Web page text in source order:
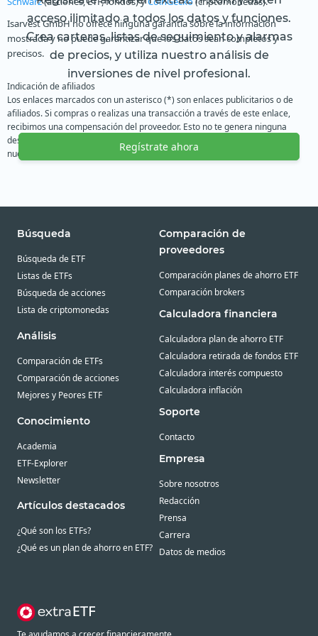
acceso ilimitado a todos los datos y funciones.
Crea carteras, listas de seguimiento y alarmas
de precios, y utiliza nuestro análisis de
inversiones de nivel profesional.
Regístrate ahora
Isarvest GmbH no ofrece ninguna garantía sobre la información
mostrada y no puede garantizar que los datos sean completos y
precisos.
Indicación de afiliados
Los enlaces marcados con un asterisco (*) son enlaces publicitarios o de
afiliados. Si compras o realizas una transacción a través de este enlace,
recibimos una compensación del proveedor. Esto no te genera ninguna
desventaja o coste adicional. Utilizamos estos ingresos para financiar
nuestra oferta gratuita. ¡Gracias por tu apoyo!
Búsqueda
Búsqueda de ETF
Listas de ETFs
Búsqueda de acciones
Lista de criptomonedas
Análisis
Comparación de ETFs
Comparación de acciones
Mejores y Peores ETF
Conocimiento
Academia
ETF-Explorer
Newsletter
Artículos destacados
¿Qué son los ETFs?
¿Qué es un plan de ahorro en ETF?
Comparación de
proveedores
Comparación planes de ahorro ETF
Comparación brokers
Calculadora financiera
Calculadora plan de ahorro ETF
Calculadora retirada de fondos ETF
Calculadora interés compuesto
Calculadora inflación
Soporte
Contacto
Empresa
Sobre nosotros
Redacción
Prensa
Carrera
Datos de medios